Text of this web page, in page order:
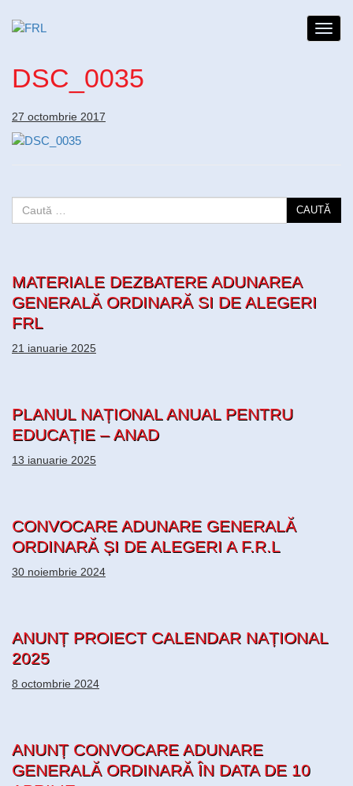
DSC_0035
27 octombrie 2017
CAUTĂ
MATERIALE DEZBATERE ADUNAREA
GENERALĂ ORDINARĂ SI DE ALEGERI
FRL
21 ianuarie 2025
PLANUL NAȚIONAL ANUAL PENTRU
EDUCAȚIE – ANAD
13 ianuarie 2025
CONVOCARE ADUNARE GENERALĂ
ORDINARĂ ȘI DE ALEGERI A F.R.L
30 noiembrie 2024
ANUNȚ PROIECT CALENDAR NAȚIONAL
2025
8 octombrie 2024
ANUNȚ CONVOCARE ADUNARE
GENERALĂ ORDINARĂ ÎN DATA DE 10